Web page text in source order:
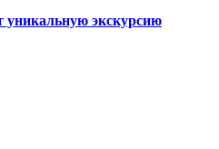
уникальную экскурсию